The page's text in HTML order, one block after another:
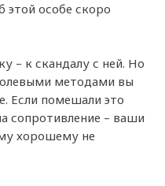
особе скоро
– к скандалу с ней. Но
методами вы
Если помешали это
сопротивление – ваши
хорошему не